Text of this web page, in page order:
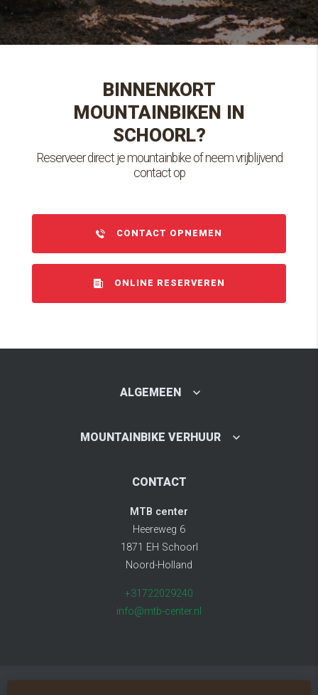
BINNENKORT
MOUNTAINBIKEN IN
SCHOORL?
Reserveer direct je mountainbike of neem vrijblijvend
contact op
CONTACT OPNEMEN
ONLINE RESERVEREN
ALGEMEEN
MOUNTAINBIKE VERHUUR
CONTACT
MTB center
Heereweg 6
1871 EH Schoorl
Noord-Holland
+31722029240
info@mtb-center.nl